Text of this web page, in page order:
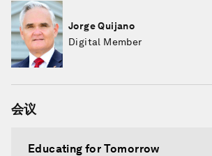
Jorge Quijano
Digital Member
会议
Educating for Tomorrow